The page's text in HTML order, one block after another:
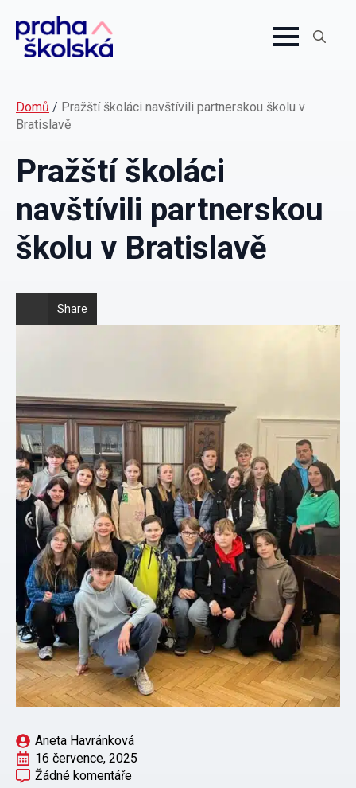
Domů / Pražští školáci navštívili partnerskou školu v
Bratislavě
Pražští školáci
navštívili partnerskou
školu v Bratislavě
Share
Aneta Havránková
16 července, 2025
Žádné komentáře